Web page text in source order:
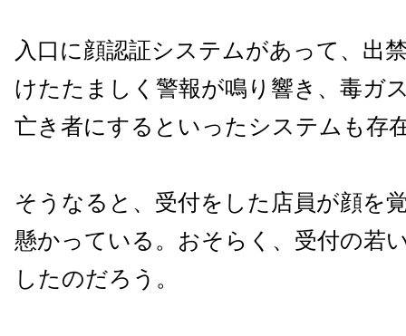
入口に顔認証システムがあって、出
けたたましく警報が鳴り響き、毒ガ
亡き者にするといったシステムも存
そうなると、受付をした店員が顔を
懸かっている。おそらく、受付の若
したのだろう。